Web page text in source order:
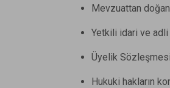
Mevzuattan
Yetkili idari ve
Üyelik
Hukuki hakların